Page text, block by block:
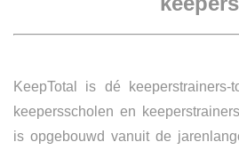
KeepTotal is dé keeperstrainers-
keepersscholen en
is opgebouwd vanuit de